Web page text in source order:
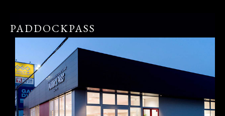
PADDOCKPASS